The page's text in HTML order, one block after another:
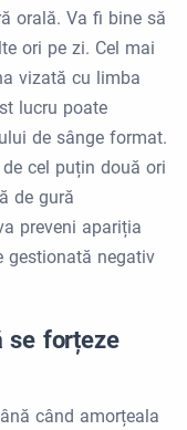
orală. Va fi bine să
ori pe zi. Cel mai
vizată cu limba
lucru poate
de sânge format.
cel puțin două ori
de gură
preveni apariția
gestionată negativ
se forțeze
când amorțeala